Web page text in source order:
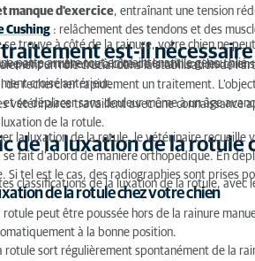
manque d'exercice, entraînant une tension
Cushing : relâchement des tendons et des
est-il nécessaire
se trouve à côté de la rainure, votre chien ne
patte arrière tout en maintenant le genou plié.
en permanence à côté de la rainure, les
un rôle crucial dans la stabilisation de
croisé antérieur.
de rechercher rapidement un traitement.
se déplacer sans douleur même à un âge
vétérinaires travaillent avec une
de la rotule.
de la luxation de la rotule
la luxation de la rotule, le vétérinaire
se fait d'abord de manière orthopédique. En
Si tel est le cas, des radiographies sont prises
de la rotule chez votre chien
classifications de la luxation de la rotule,
rotule peut être poussée hors de la rainure
à la bonne position.
rotule sort régulièrement spontanément de la